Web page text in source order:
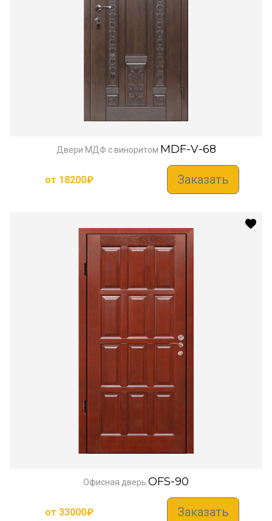
Двери МДФ с виноритом MDF-V-68
от 18200₽ Заказать
Офисная дверь OFS-90
от 33000₽ Заказать